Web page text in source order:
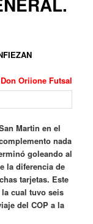
Oriione Futsal
Martin en el
nada
goleando al
la diferencia de
tarjetas. Este
cual tuvo seis
del COP a la